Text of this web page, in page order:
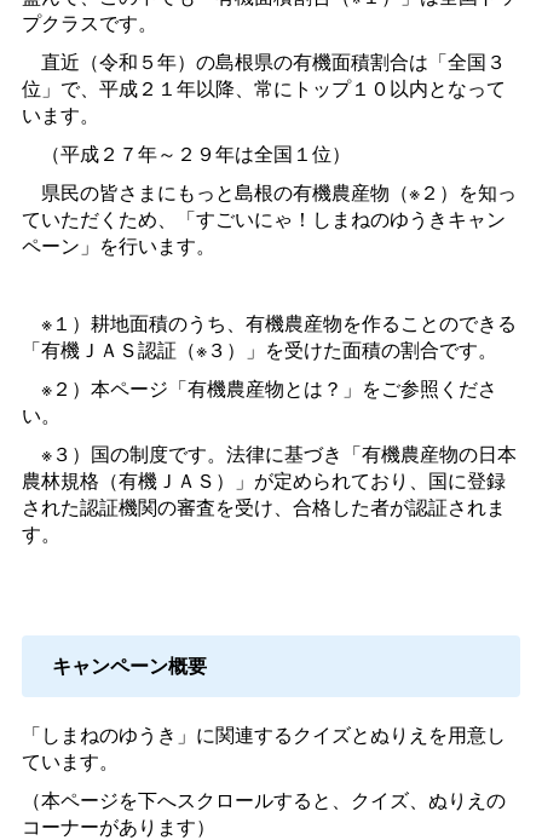
プクラスです。
直近（令和５年）の島根県の有機面積割合は「全国３
位」で、平成２１年以降、常にトップ１０以内となって
います。
（平成２７年～２９年は全国１位）
県民の皆さまにもっと島根の有機農産物（※２）を知っ
ていただくため、「すごいにゃ！しまねのゆうきキャン
ペーン」を行います。
※１）耕地面積のうち、有機農産物を作ることのできる
「有機ＪＡＳ認証（※３）」を受けた面積の割合です。
※２）本ページ「有機農産物とは？」をご参照くださ
い。
※３）国の制度です。法律に基づき「有機農産物の日本
農林規格（有機ＪＡＳ）」が定められており、国に登録
された認証機関の審査を受け、合格した者が認証されま
す。
キャンペーン概要
「しまねのゆうき」に関連するクイズとぬりえを用意し
ています。
（本ページを下へスクロールすると、クイズ、ぬりえの
コーナーがあります）